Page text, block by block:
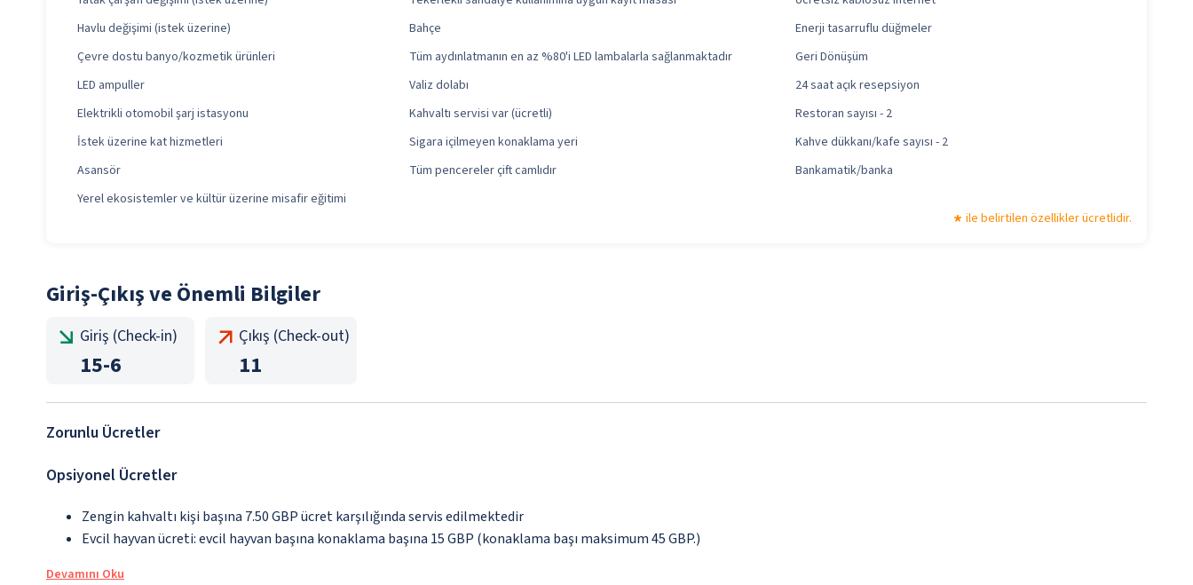
Havlu değişimi (istek üzerine)
Bahçe
Enerji tasarruflu düğmeler
Çevre dostu banyo/kozmetik ürünleri
Tüm aydınlatmanın en az %80'i LED lambalarla sağlanmaktadır
Geri Dönüşüm
LED ampuller
Valiz dolabı
24 saat açık resepsiyon
Elektrikli otomobil şarj istasyonu
Kahvaltı servisi var (ücretli)
Restoran sayısı - 2
İstek üzerine kat hizmetleri
Sigara içilmeyen konaklama yeri
Kahve dükkanı/kafe sayısı - 2
Asansör
Tüm pencereler çift camlıdır
Bankamatik/banka
Yerel ekosistemler ve kültür üzerine misafir eğitimi
ile belirtilen özellikler ücretlidir.
Giriş-Çıkış ve Önemli Bilgiler
Giriş (Check-in)
15-6
Çıkış (Check-out)
11
Zorunlu Ücretler
Opsiyonel Ücretler
Zengin kahvaltı kişi başına 7.50 GBP ücret karşılığında servis edilmektedir
Evcil hayvan ücreti: evcil hayvan başına konaklama başına 15 GBP (konaklama başı maksimum 45 GBP.)
Devamını Oku